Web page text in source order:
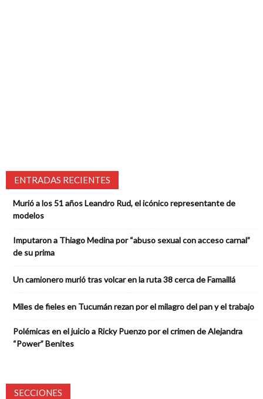
ENTRADAS RECIENTES
Murió a los 51 años Leandro Rud, el icónico representante de
modelos
Imputaron a Thiago Medina por “abuso sexual con acceso carnal”
de su prima
Un camionero murió tras volcar en la ruta 38 cerca de Famaillá
Miles de fieles en Tucumán rezan por el milagro del pan y el trabajo
Polémicas en el juicio a Ricky Puenzo por el crimen de Alejandra
“Power” Benites
SECCIONES